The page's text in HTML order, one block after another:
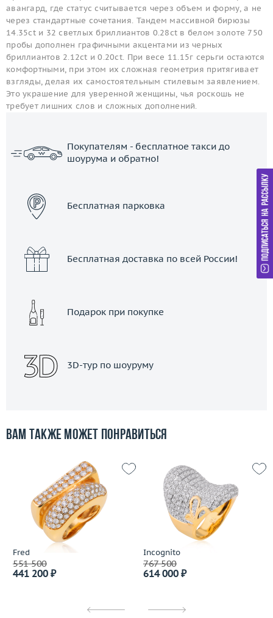
авангард, где статус считывается через объем и форму, а не
через стандартные сочетания. Тандем массивной бирюзы
14.35ct и 32 светлых бриллиантов 0.28ct в белом золоте 750
пробы дополнен графичными акцентами из черных
бриллиантов 2.12ct и 0.20ct. При весе 11.15г серьги остаются
комфортными, при этом их сложная геометрия притягивает
взгляды, делая их самостоятельным стилевым заявлением.
Это украшение для уверенной женщины, чья роскошь не
требует лишних слов и сложных дополнений.
Покупателям - бесплатное такси до
шоурума и обратно!
Бесплатная парковка
Бесплатная доставка по всей России!
Подарок при покупке
3D-тур по шоуруму
Вам также может понравиться
Fred
551 500
441 200 ₽
Incognito
767 500
614 000 ₽